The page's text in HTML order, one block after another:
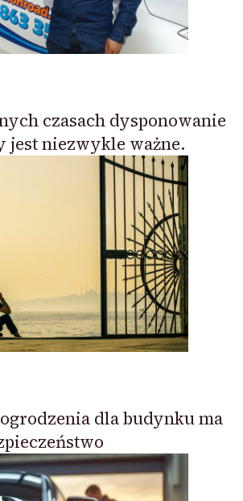
czasach dysponowanie
jest niezwykle ważne.
dla budynku ma